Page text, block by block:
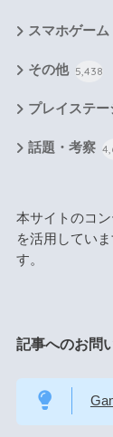
スマホゲーム
その他 5,438
プレイステー
話題・考察
本サイトのコ
を活用してい
す。
記事へのお問